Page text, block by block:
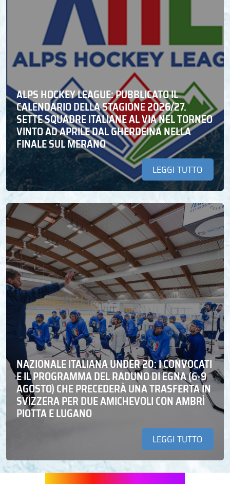
ALPS HOCKEY LEAGUE: PUBBLICATO IL
CALENDARIO DELLA STAGIONE 2026/27.
SETTE SQUADRE ITALIANE AL VIA NEL TORNEO
VINTO AD APRILE DAL GHERDEINA NELLA
FINALE SUL MERANO
LEGGI TUTTO
NAZIONALE ITALIANA UNDER 20: I CONVOCATI
E IL PROGRAMMA DEL RADUNO DI EGNA (6-9
AGOSTO) CHE PRECEDERÀ UNA TRASFERTA IN
SVIZZERA PER DUE AMICHEVOLI CON AMBRÌ
PIOTTA E LUGANO
LEGGI TUTTO